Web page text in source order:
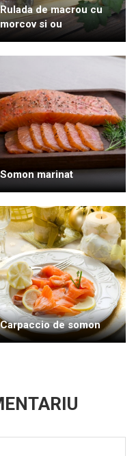
Rulada de macrou cu
morcov si ou
Somon marinat
Carpaccio de somon